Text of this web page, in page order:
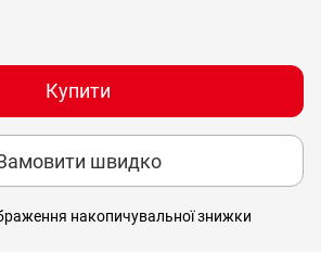
Купити
швидко
накопичувальної знижки